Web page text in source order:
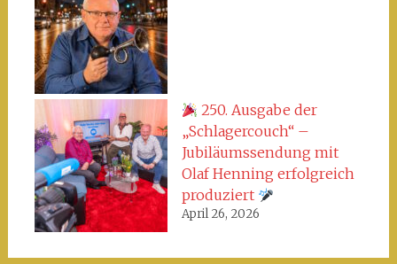
250. Ausgabe der
„Schlagercouch“ –
Jubiläumssendung mit
Olaf Henning erfolgreich
produziert
April 26, 2026